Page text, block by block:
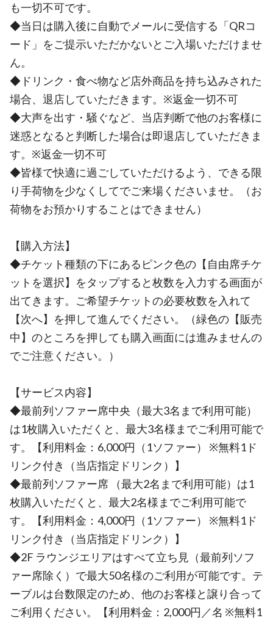
も一切不可です。
◆当日は購入後に自動でメールに受信する「QRコ
ード」をご提示いただかないとご入場いただけませ
ん。
◆ドリンク・食べ物など店外商品を持ち込みされた
場合、退店していただきます。※返金一切不可
◆大声を出す・騒ぐなど、当店判断で他のお客様に
迷惑となると判断した場合は即退店していただきま
す。※返金一切不可
◆皆様で快適に過ごしていただけるよう、できる限
り手荷物を少なくしてでご来場くださいませ。（お
荷物をお預かりすることはできません）
【購入方法】
◆チケット種類の下にあるピンク色の【自由席チケ
ットを選択】をタップすると枚数を入力する画面が
出てきます。ご希望チケットの必要枚数を入れて
【次へ】を押して進んでください。（緑色の【販売
中】のところを押しても購入画面には進みませんの
でご注意ください。）
【サービス内容】
◆最前列ソファー席中央（最大3名まで利用可能）
は1枚購入いただくと、最大3名様までご利用可能で
す。【利用料金：6,000円（1ソファー） ※無料1ド
リンク付き（当店指定ドリンク）】
◆最前列ソファー席 （最大2名まで利用可能）は1
枚購入いただくと、最大2名様までご利用可能で
す。【利用料金：4,000円（1ソファー） ※無料1ド
リンク付き（当店指定ドリンク）】
◆2F ラウンジエリアはすべて立ち見（最前列ソフ
ァー席除く）で最大50名様のご利用が可能です。テ
ーブルは台数限定のため、他のお客様と譲り合って
ご利用ください。【利用料金：2,000円／名 ※無料1